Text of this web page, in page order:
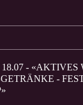
- «AKTIVES
-